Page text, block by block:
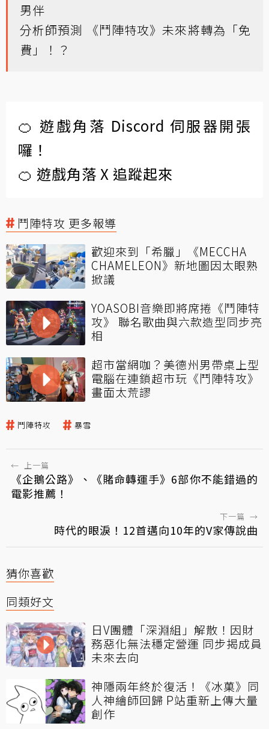
男伴
分析師預測 《鬥陣特攻》未來將轉為「免
費」！？
🍊 遊戲角落 Discord 伺服器開張
囉！
🍊 遊戲角落 X 追蹤起來
鬥陣特攻 更多報導
歡迎來到「希臘」《MECCHA
CHAMELEON》新地圖因太眼熟
掀議
YOASOBI音樂即將席捲《鬥陣特
攻》 聯名歌曲與六款造型同步亮
相
超市當網咖？美德州男帶桌上型
電腦在連鎖超市玩《鬥陣特攻》
畫面太荒謬
鬥陣特攻 暴雪
← 上一篇
《企鵝公路》、《賭命轉運手》6部你不能錯過的
電影推薦！
下一篇 →
時代的眼淚！12首邁向10年的V家傳說曲
猜你喜歡
同類好文
日V團體「深淵組」解散！因財
務惡化無法穩定營運 同步揭成員
未來去向
神隱兩年終於復活！《冰菓》同
人神繪師回歸 P站重新上傳大量
創作